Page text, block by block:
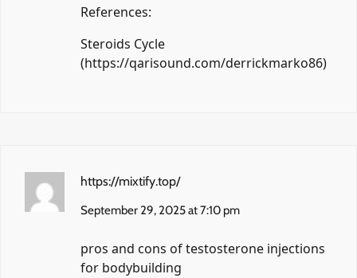
References:
Steroids Cycle
(https://qarisound.com/derrickmarko86)
https://mixtify.top/
September 29, 2025 at 7:10 pm
pros and cons of testosterone injections
for bodybuilding